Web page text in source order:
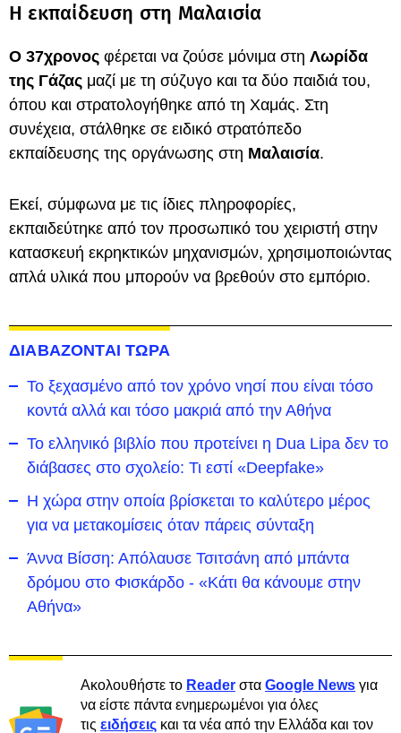
Η εκπαίδευση στη Μαλαισία
Ο 37χρονος φέρεται να ζούσε μόνιμα στη Λωρίδα
της Γάζας μαζί με τη σύζυγο και τα δύο παιδιά του,
όπου και στρατολογήθηκε από τη Χαμάς. Στη
συνέχεια, στάλθηκε σε ειδικό στρατόπεδο
εκπαίδευσης της οργάνωσης στη Μαλαισία.
Εκεί, σύμφωνα με τις ίδιες πληροφορίες,
εκπαιδεύτηκε από τον προσωπικό του χειριστή στην
κατασκευή εκρηκτικών μηχανισμών, χρησιμοποιώντας
απλά υλικά που μπορούν να βρεθούν στο εμπόριο.
ΔΙΑΒΑΖΟΝΤΑΙ ΤΩΡΑ
To ξεχασμένο από τον χρόνο νησί που είναι τόσο
κοντά αλλά και τόσο μακριά από την Αθήνα
Το ελληνικό βιβλίο που προτείνει η Dua Lipa δεν το
διάβασες στο σχολείο: Τι εστί «Deepfake»
Η χώρα στην οποία βρίσκεται το καλύτερο μέρος
για να μετακομίσεις όταν πάρεις σύνταξη
Άννα Βίσση: Απόλαυσε Τσιτσάνη από μπάντα
δρόμου στο Φισκάρδο - «Κάτι θα κάνουμε στην
Αθήνα»
Ακολουθήστε το Reader στα Google News για
να είστε πάντα ενημερωμένοι για όλες
τις ειδήσεις και τα νέα από την Ελλάδα και τον